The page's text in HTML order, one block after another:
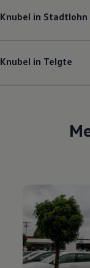
Knubel in Stadtlohn
Knubel in Telgte